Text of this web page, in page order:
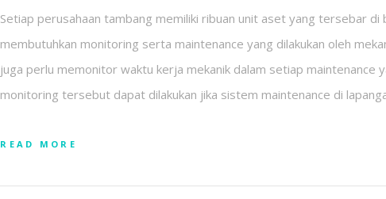
Setiap perusahaan tambang memiliki ribuan unit aset yang tersebar
membutuhkan monitoring serta maintenance yang dilakukan oleh
juga perlu memonitor waktu kerja mekanik dalam setiap maintenance
monitoring tersebut dapat dilakukan jika sistem maintenance di
READ MORE